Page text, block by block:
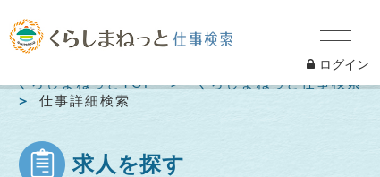
ログイン
くらしまねっとTOP
くらしまねっと仕事検索
仕事詳細検索
求人を探す